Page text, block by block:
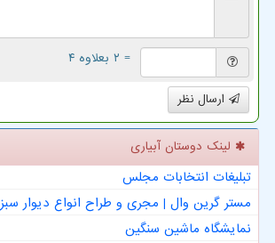
= ۲ بعلاوه ۴
ارسال نظر
لینک دوستان آبیاری
تبلیغات انتخابات مجلس
مستر گرین وال | مجری و طراح انواع دیوار سبز
نمایشگاه ماشین سنگین